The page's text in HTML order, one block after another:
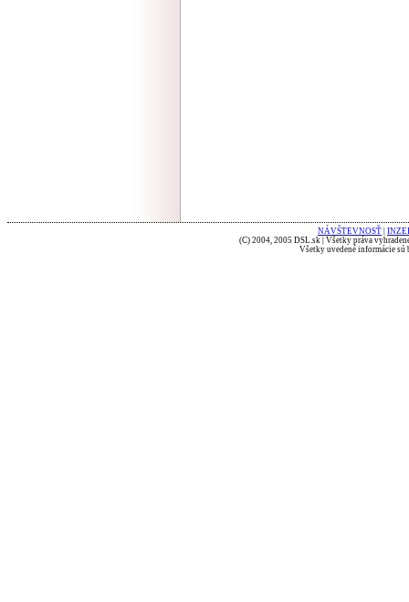
NÁVŠTEVNOSŤ
(C) 2004, 2005 DSL.sk | Všetky práva
Všetky uvedené informácie sú